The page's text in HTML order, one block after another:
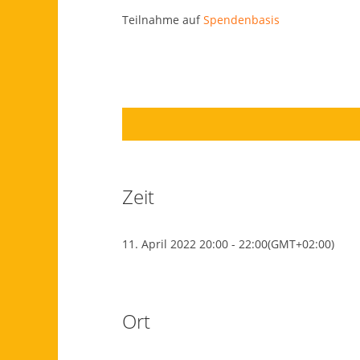
Teilnahme aufSpendenbasis
Zeit
11. April 2022 20:00 - 22:00(GMT+02:00)
Ort